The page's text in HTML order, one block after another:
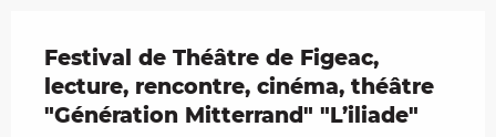
Festival de Théâtre de Figeac,
lecture, rencontre, cinéma, théâtre
"Génération Mitterrand" "L’iliade"